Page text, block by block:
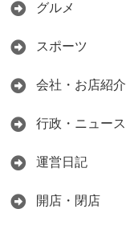
グルメ
スポーツ
会社・お店紹介
行政・ニュース
運営日記
開店・閉店